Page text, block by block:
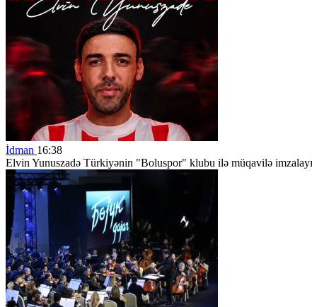
İdman 16:38
Elvin Yunuszadə Türkiyənin "Boluspor" klubu ilə müqavilə